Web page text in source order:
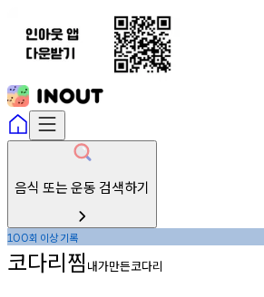
음식 또는 운동 검색하기
100회 이상기록
코다리찜 내가만든코다리